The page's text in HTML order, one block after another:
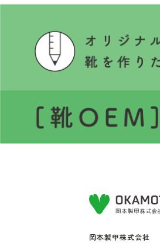
岡本製甲株式会社